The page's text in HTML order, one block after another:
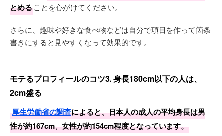
このアプリを通して、一緒に色々楽しみたいなと思える女性
と出逢えたらいいなって思います✨
気になった方は、ぜひいいね！していただけると嬉しいです
ーーー
とめることを心がけてください。
さらに、趣味や好きな食べ物などは自分で項目を作って箇条
書きにすると見やすくなって効果的です。
モテるプロフィールのコツ3. 身長180cm以下の人は、
2cm盛る
厚生労働省の調査によると、日本人の成人の平均身長は男
性が約167cm、女性が約154cm程度となっています。